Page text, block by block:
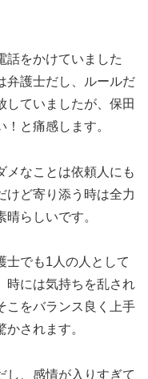
話をかけていました
弁護士だし、ルールだ
していましたが、保田
と痛感します。
メなことは依頼人にも
けど寄り添う時は全力
らしいです。
士でも1人の人として
時には気持ちを乱され
こをバランス良く上手
されます。
し、感情が入りすぎて